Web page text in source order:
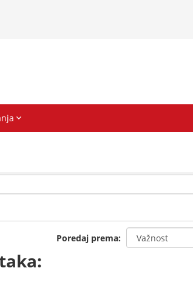
Poredaj prema